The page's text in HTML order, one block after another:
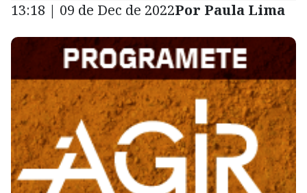
13:18 | 09 de Dec de 2022Por Paula Lima